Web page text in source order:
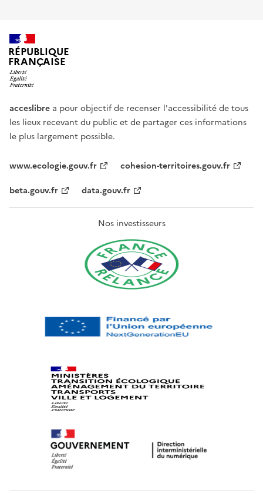
RÉPUBLIQUE
FRANÇAISE
acceslibre a pour objectif de recenser l'accessibilité de tous
les lieux recevant du public et de partager ces informations
le plus largement possible.
www.ecologie.gouv.fr
cohesion-territoires.gouv.fr
beta.gouv.fr
data.gouv.fr
Nos investisseurs